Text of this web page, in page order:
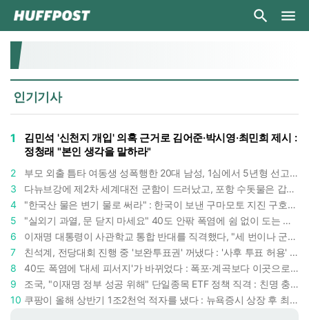
인기기사
1
김민석 '신천지 개입' 의혹 근거로 김어준·박시영·최민희 제시 :
정청래 "본인 생각을 말하라"
2
부모 외출 틈타 여동생 성폭행한 20대 남성, 1심에서 5년형 선고 : 친족 간 '암수범죄'의 심각성
3
다뉴브강에 제2차 세계대전 군함이 드러났고, 포항 수돗물은 갑자기 짜졌다 : 폭염·가뭄이 만든 낯선 풍경
4
"한국산 물은 변기 물로 써라" : 한국이 보낸 구마모토 지진 구호품에 한 일본인이 보인 반응
5
"실외기 과열, 문 닫지 마세요" 40도 안팎 폭염에 쉼 없이 도는 에어컨 : 화재 위험 경고등!
6
이재명 대통령이 사관학교 통합 반대를 직격했다, "세 번이나 군사 쿠데타 했는데 압도적 지위"
7
친석계, 전당대회 진행 중 '보완투표권' 꺼냈다 : '사후 투표 허용' 무리수에 정청래 "투표 쿠데타"
8
40도 폭염에 '대세 피서지'가 바뀌었다 : 폭포·계곡보다 이곳으로 더 몰린다
9
조국, "이재명 정부 성공 위해" 단일종목 ETF 정책 직격 : 친명 충성파는 조국을 '반명'이라 할까
10
쿠팡이 올해 상반기 1조2천억 적자를 냈다 : 뉴욕증시 상장 후 최악 실적 두고 김범석 의장은 '회복세' 강조